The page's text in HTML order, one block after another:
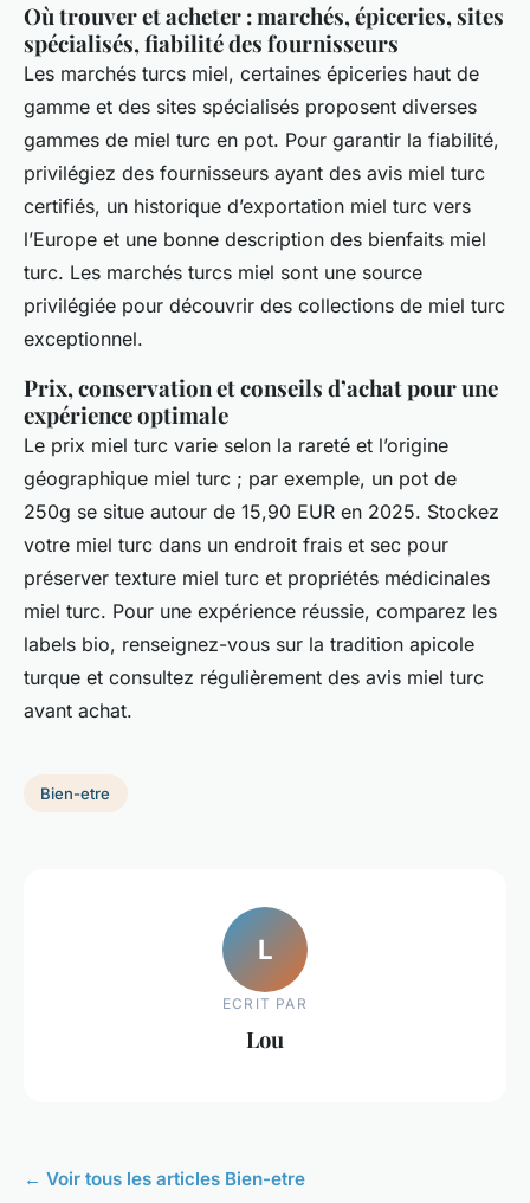
Où trouver et acheter : marchés, épiceries, sites
spécialisés, fiabilité des fournisseurs
Les marchés turcs miel, certaines épiceries haut de
gamme et des sites spécialisés proposent diverses
gammes de miel turc en pot. Pour garantir la fiabilité,
privilégiez des fournisseurs ayant des avis miel turc
certifiés, un historique d’exportation miel turc vers
l’Europe et une bonne description des bienfaits miel
turc. Les marchés turcs miel sont une source
privilégiée pour découvrir des collections de miel turc
exceptionnel.
Prix, conservation et conseils d’achat pour une
expérience optimale
Le prix miel turc varie selon la rareté et l’origine
géographique miel turc ; par exemple, un pot de
250g se situe autour de 15,90 EUR en 2025. Stockez
votre miel turc dans un endroit frais et sec pour
préserver texture miel turc et propriétés médicinales
miel turc. Pour une expérience réussie, comparez les
labels bio, renseignez-vous sur la tradition apicole
turque et consultez régulièrement des avis miel turc
avant achat.
Bien-etre
L
ECRIT PAR
Lou
← Voir tous les articles Bien-etre